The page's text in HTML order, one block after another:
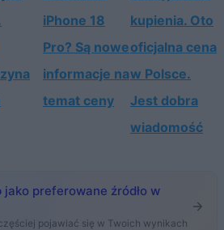
iPhone 18
Pro? Są nowe
informacje na
temat ceny
kupienia. Oto
oficjalna cena
w Polsce.
Jest dobra
wiadomość
jako preferowane źródło w
pojawiać się w Twoich wynikach